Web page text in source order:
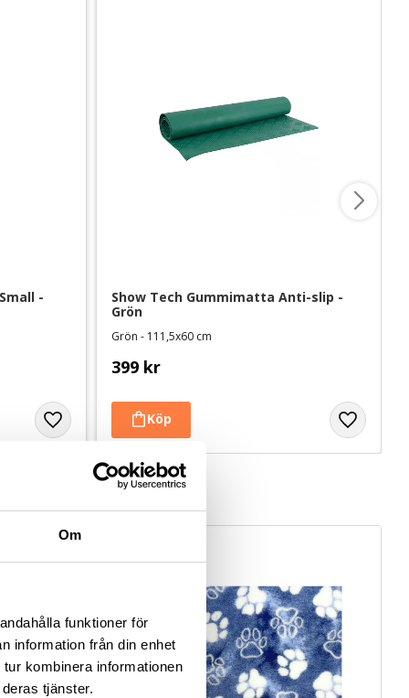
Om
funktioner för
information från din enhet
kombinera informationen
tjänster.
-
Show Tech Gummimatta Anti-slip -
Grön
Grön - 111,5x60 cm
399 kr